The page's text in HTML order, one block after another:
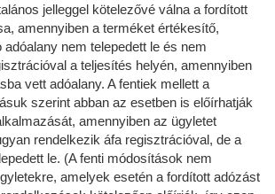
jelleggel kötelezővé válna a fordított
amennyiben a terméket értékesítő,
nem telepedett le és nem
a teljesítés helyén, amennyiben
vett adóalany. A fentiek mellett a
szerint abban az esetben is előírhatják
amennyiben az ügyletet
rendelkezik áfa regisztrációval, de a
le. (A fenti módosítások nem
amelyek esetén a fordított adózást